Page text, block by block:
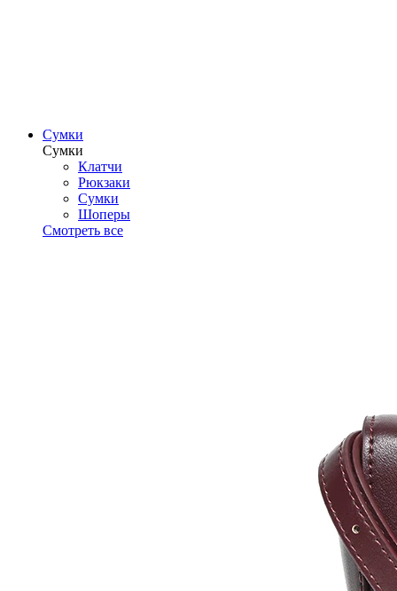
Сумки
Сумки
Клатчи
Рюкзаки
Сумки
Шоперы
Смотреть все